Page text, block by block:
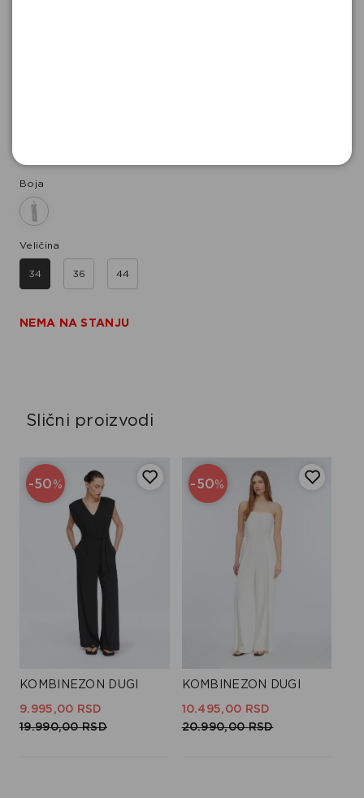
Boja
Veličina
34 36 44
NEMA NA STANJU
Slični proizvodi
-50%
KOMBINEZON DUGI
9.995,00 RSD
19.990,00 RSD
-50%
KOMBINEZON DUGI
10.495,00 RSD
20.990,00 RSD